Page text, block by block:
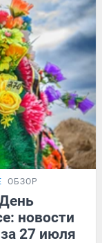
ОБЗОР
новости
27 июля